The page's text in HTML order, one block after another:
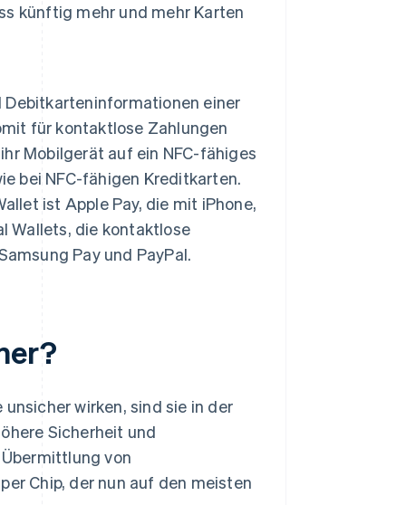
künftig mehr und mehr Karten
einer
für kontaktlose Zahlungen
Mobilgerät auf ein NFC-fähiges
bei NFC-fähigen Kreditkarten.
ist Apple Pay, die mit iPhone,
Wallets, die kontaktlose
Pay und PayPal.
wirken, sind sie in der
Sicherheit und
von
Chip, der nun auf den meisten